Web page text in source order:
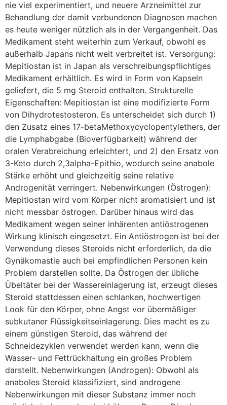
nie viel experimentiert, und neuere Arzneimittel zur
Behandlung der damit verbundenen Diagnosen machen
es heute weniger nützlich als in der Vergangenheit. Das
Medikament steht weiterhin zum Verkauf, obwohl es
außerhalb Japans nicht weit verbreitet ist. Versorgung:
Mepitiostan ist in Japan als verschreibungspflichtiges
Medikament erhältlich. Es wird in Form von Kapseln
geliefert, die 5 mg Steroid enthalten. Strukturelle
Eigenschaften: Mepitiostan ist eine modifizierte Form
von Dihydrotestosteron. Es unterscheidet sich durch 1)
den Zusatz eines 17-betaMethoxycyclopentylethers, der
die Lymphabgabe (Bioverfügbarkeit) während der
oralen Verabreichung erleichtert, und 2) den Ersatz von
3-Keto durch 2,3alpha-Epithio, wodurch seine anabole
Stärke erhöht und gleichzeitig seine relative
Androgenität verringert. Nebenwirkungen (Östrogen):
Mepitiostan wird vom Körper nicht aromatisiert und ist
nicht messbar östrogen. Darüber hinaus wird das
Medikament wegen seiner inhärenten antiöstrogenen
Wirkung klinisch eingesetzt. Ein Antiöstrogen ist bei der
Verwendung dieses Steroids nicht erforderlich, da die
Gynäkomastie auch bei empfindlichen Personen kein
Problem darstellen sollte. Da Östrogen der übliche
Übeltäter bei der Wassereinlagerung ist, erzeugt dieses
Steroid stattdessen einen schlanken, hochwertigen
Look für den Körper, ohne Angst vor übermäßiger
subkutaner Flüssigkeitseinlagerung. Dies macht es zu
einem günstigen Steroid, das während der
Schneidezyklen verwendet werden kann, wenn die
Wasser- und Fettrückhaltung ein großes Problem
darstellt. Nebenwirkungen (Androgen): Obwohl als
anaboles Steroid klassifiziert, sind androgene
Nebenwirkungen mit dieser Substanz immer noch